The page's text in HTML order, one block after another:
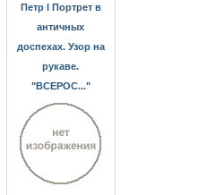
Петр I Портрет в
античных
доспехах. Узор на
рукаве.
"ВСЕРОС..."